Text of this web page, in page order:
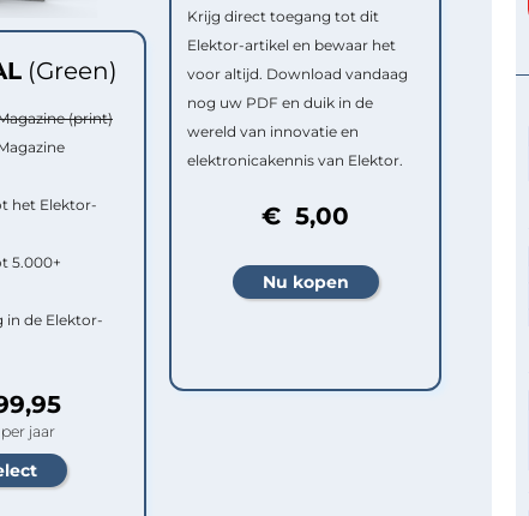
(Green)
(print)
het Elektor-
5.000+
in de Elektor-
jaar
Krijg direct toegang tot dit
Elektor-artikel en bewaar het
voor altijd. Download vandaag
nog uw PDF en duik in de
wereld van innovatie en
elektronicakennis van Elektor.
€ 5,00